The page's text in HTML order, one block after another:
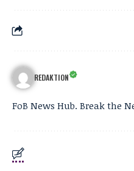
REDAKTION
FoB News Hub. Break the